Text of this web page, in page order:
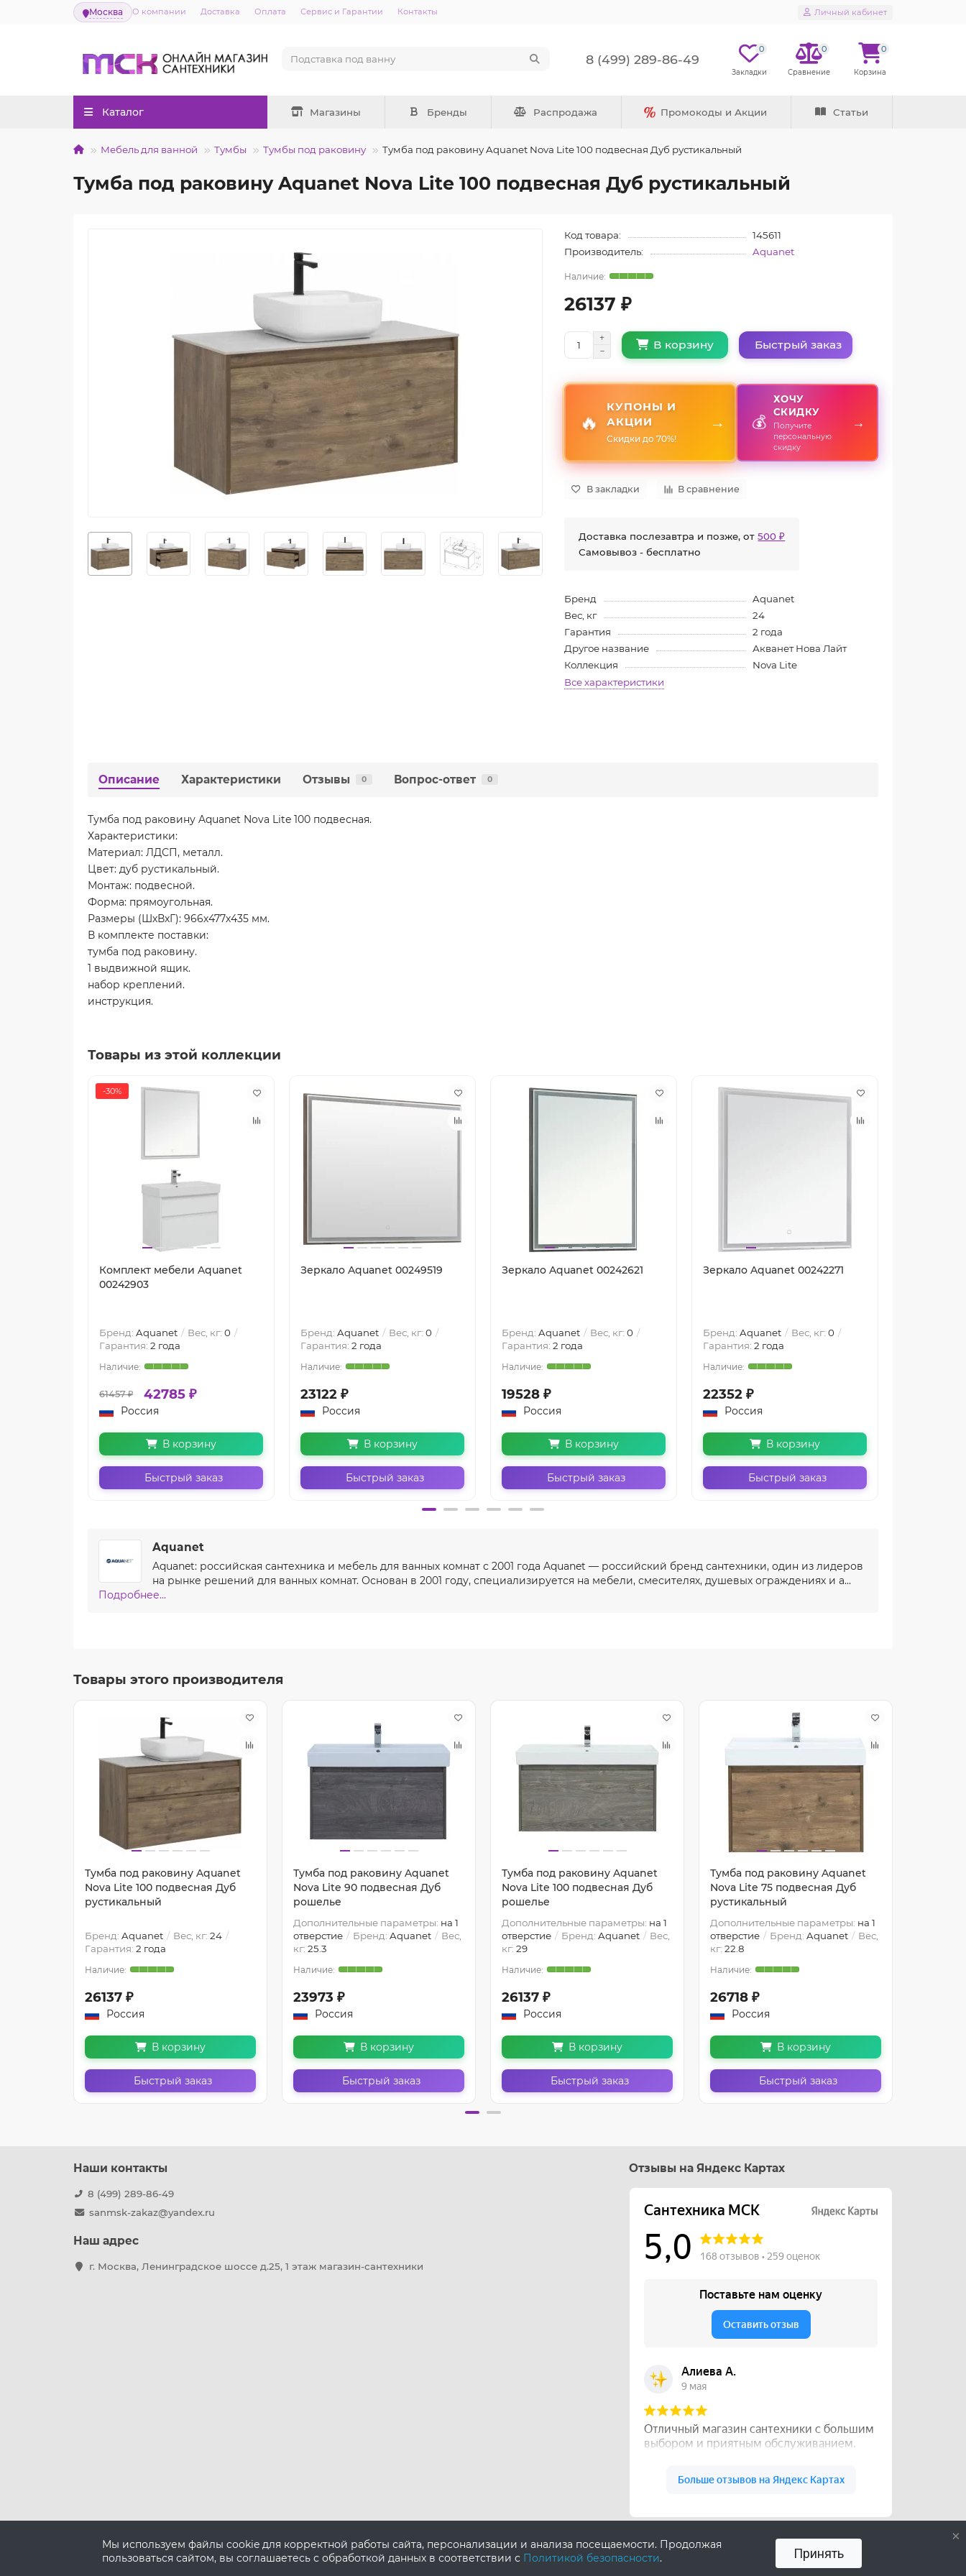
Москва О компании Доставка Оплата Сервис и Гарантии Контакты Личный кабинет
8 (499) 289-86-49
0 0 0
Каталог Магазины Бренды Распродажа Промокоды и Акции Статьи
Мебель для ванной Тумбы Тумбы под раковину Тумба под раковину Aquanet Nova Lite 100 подвесная Дуб рустикальный
Тумба под раковину Aquanet Nova Lite 100 подвесная Дуб рустикальный
×
Мы используем файлы cookie для корректной работы сайта, персонализации и анализа посещаемости. Продолжая
пользоваться сайтом, вы соглашаетесь с обработкой данных в соответствии с Политикой безопасности. Принять
Код товара:
145611
Производитель:
Aquanet
26137 ₽
В корзину Быстрый заказ
🔥
КУПОНЫ И
АКЦИИ
Скидки до 70%!
→ 💰
ХОЧУ
СКИДКУ
Получите
персональную
скидку
→
В закладки В сравнение
Доставка послезавтра и позже, от500 ₽
Самовывоз - бесплатно
Бренд
Aquanet
Вес, кг
24
Гарантия
2 года
Другое название
Акванет Нова Лайт
Коллекция
Nova Lite
Все характеристики
Описание Характеристики Отзывы 0 Вопрос-ответ 0
Тумба под раковину Aquanet Nova Lite 100 подвесная.
Характеристики:
Материал: ЛДСП, металл.
Цвет: дуб рустикальный.
Монтаж: подвесной.
Форма: прямоугольная.
Размеры (ШхВхГ): 966х477х435 мм.
В комплекте поставки:
тумба под раковину.
1 выдвижной ящик.
набор креплений.
инструкция.
Товары из этой коллекции
-30%
Комплект мебели Aquanet
00242903
Бренд: Aquanet Вес, кг: 0
Гарантия: 2 года
61457 ₽ 42785 ₽
Россия
В корзину
Быстрый заказ
Зеркало Aquanet 00249519
Бренд: Aquanet Вес, кг: 0
Гарантия: 2 года
23122 ₽
Россия
В корзину
Быстрый заказ
Зеркало Aquanet 00242621
Бренд: Aquanet Вес, кг: 0
Гарантия: 2 года
19528 ₽
Россия
В корзину
Быстрый заказ
Зеркало Aquanet 00242271
Бренд: Aquanet Вес, кг: 0
Гарантия: 2 года
22352 ₽
Россия
В корзину
Быстрый заказ
Aquanet
Aquanet: российская сантехника и мебель для ванных комнат с 2001 года Aquanet — российский бренд сантехники, один из лидеров
на рынке решений для ванных комнат. Основан в 2001 году, специализируется на мебели, смесителях, душевых ограждениях и а...
Подробнее...
Товары этого производителя
Тумба под раковину Aquanet
Nova Lite 100 подвесная Дуб
рустикальный
Бренд: Aquanet Вес, кг: 24
Гарантия: 2 года
26137 ₽
Россия
В корзину
Быстрый заказ
Тумба под раковину Aquanet
Nova Lite 90 подвесная Дуб
рошелье
Дополнительные параметры: на 1
отверстие
Бренд: Aquanet
Вес,
кг: 25.3
23973 ₽
Россия
В корзину
Быстрый заказ
Тумба под раковину Aquanet
Nova Lite 100 подвесная Дуб
рошелье
Дополнительные параметры: на 1
отверстие
Бренд: Aquanet
Вес,
кг: 29
26137 ₽
Россия
В корзину
Быстрый заказ
Тумба под раковину Aquanet
Nova Lite 75 подвесная Дуб
рустикальный
Дополнительные параметры: на 1
отверстие
Бренд: Aquanet
Вес,
кг: 22.8
26718 ₽
Россия
В корзину
Быстрый заказ
Наши контакты
8 (499) 289-86-49
sanmsk-zakaz@yandex.ru
Наш адрес
г. Москва, Ленинградское шоссе д.25, 1 этаж магазин-сантехники
Отзывы на Яндекс Картах